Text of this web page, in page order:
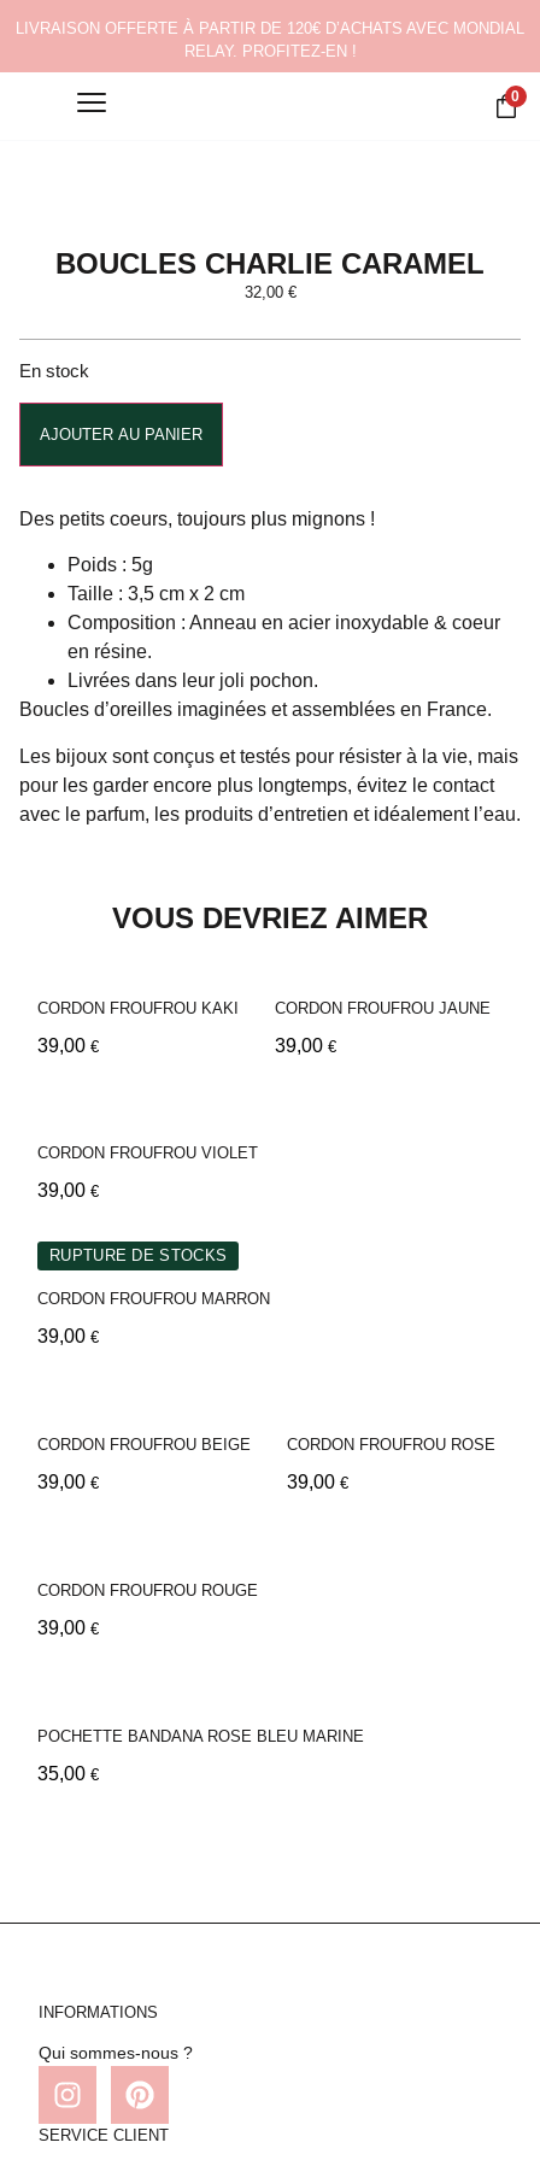
LIVRAISON OFFERTE À PARTIR DE 120€ D’ACHATS AVEC MONDIAL
RELAY. PROFITEZ-EN !
0
BOUCLES CHARLIE CARAMEL
32,00 €
En stock
AJOUTER AU PANIER
Des petits coeurs, toujours plus mignons !
Poids : 5g
Taille : 3,5 cm x 2 cm
Composition : Anneau en acier inoxydable & coeur
en résine.
Livrées dans leur joli pochon.
Boucles d’oreilles imaginées et assemblées en France.
Les bijoux sont conçus et testés pour résister à la vie, mais
pour les garder encore plus longtemps, évitez le contact
avec le parfum, les produits d’entretien et idéalement l’eau.
VOUS DEVRIEZ AIMER
CORDON FROUFROU KAKI
39,00 €
CORDON FROUFROU JAUNE
39,00 €
CORDON FROUFROU VIOLET
39,00 €
RUPTURE DE STOCKS
CORDON FROUFROU MARRON
39,00 €
CORDON FROUFROU BEIGE
39,00 €
CORDON FROUFROU ROSE
39,00 €
CORDON FROUFROU ROUGE
39,00 €
POCHETTE BANDANA ROSE BLEU MARINE
35,00 €
INFORMATIONS
Qui sommes-nous ?
SERVICE CLIENT